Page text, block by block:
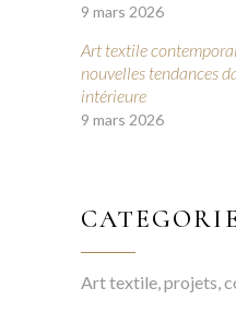
9 mars 2026
Art textile
nouvelles tendances
intérieure
9 mars 2026
Art textile, projets,